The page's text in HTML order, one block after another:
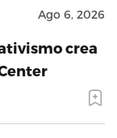
Ago 6, 2026
crea